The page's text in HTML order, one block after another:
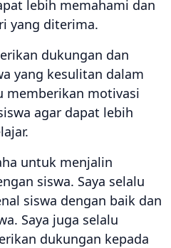
lebih memahami dan
yang diterima.
dukungan dan
yang kesulitan dalam
memberikan motivasi
agar dapat lebih
untuk menjalin
siswa. Saya selalu
siswa dengan baik dan
Saya juga selalu
dukungan kepada